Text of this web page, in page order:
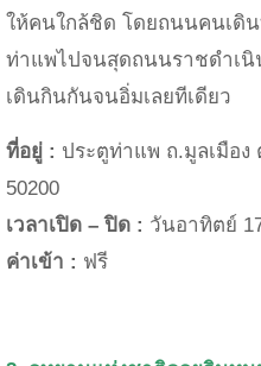
ให้คนใกล้ชิด โดยถนนคนเดิน
ท่าแพไปจนสุดถนนราชดำเนิ
เดินกินกันจนอิ่มเลยทีเดียว
ที่อยู่ : ประตูท่าแพ ถ.มูลเมือง
50200
เวลาเปิด – ปิด : วันอาทิตย์
ค่าเข้า : ฟรี